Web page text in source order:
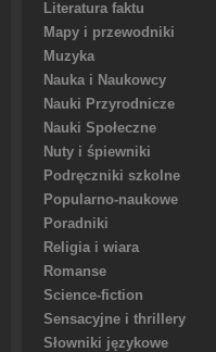
Literatura faktu
Mapy i przewodniki
Muzyka
Nauka i Naukowcy
Nauki Przyrodnicze
Nauki Społeczne
Nuty i śpiewniki
Podręczniki szkolne
Popularno-naukowe
Poradniki
Religia i wiara
Romanse
Science-fiction
Sensacyjne i thrillery
Słowniki językowe